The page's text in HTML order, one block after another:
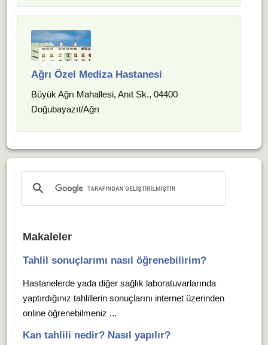
Ağrı Özel Mediza Hastanesi
Büyük Ağrı Mahallesi, Anıt Sk., 04400
Doğubayazıt/Ağrı
Makaleler
Tahlil sonuçlarımı nasıl öğrenebilirim?
Hastanelerde yada diğer sağlık laboratuvarlarında
yaptırdığınız tahlillerin sonuçlarını internet üzerinden
online öğrenebilmeniz ...
Kan tahlili nedir? Nasıl yapılır?